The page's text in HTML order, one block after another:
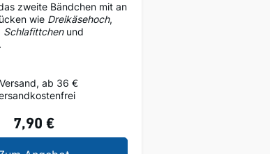
zweite Bändchen mit an
wie Dreikäsehoch,
Schlafittchenund
ab 36 €
7,90 €